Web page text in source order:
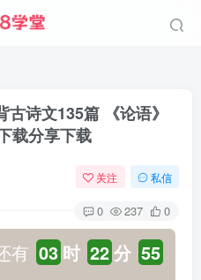
诗文135篇 《论语》
载分享下载
关注 私信
0 237 0
有 03 时 22分 54